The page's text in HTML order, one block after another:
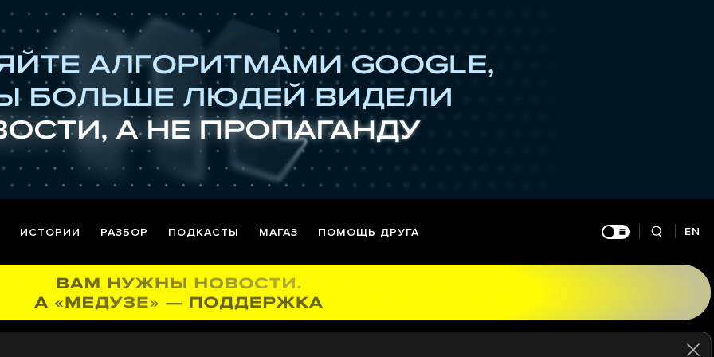
ИСТОРИИ РАЗБОР ПОДКАСТЫ МАГАЗ ПОМОЩЬ ДРУГА EN